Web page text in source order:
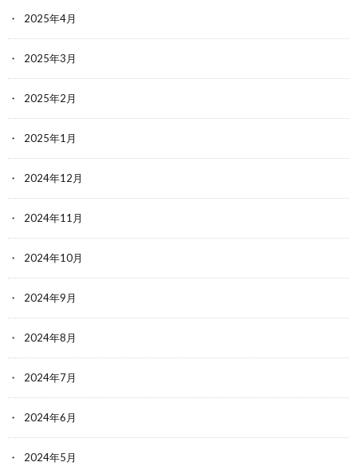
2025年4月
2025年3月
2025年2月
2025年1月
2024年12月
2024年11月
2024年10月
2024年9月
2024年8月
2024年7月
2024年6月
2024年5月